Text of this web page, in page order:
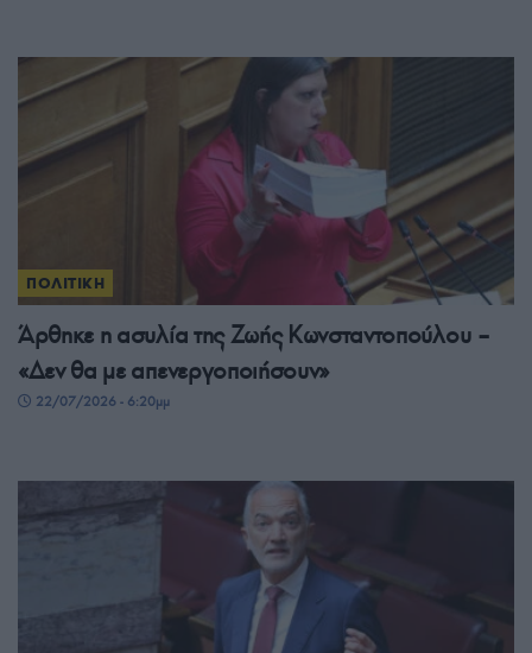
ΠΟΛΙΤΙΚΗ
Άρθηκε η ασυλία της Ζωής Κωνσταντοπούλου –
«Δεν θα με απενεργοποιήσουν»
22/07/2026 - 6:20μμ